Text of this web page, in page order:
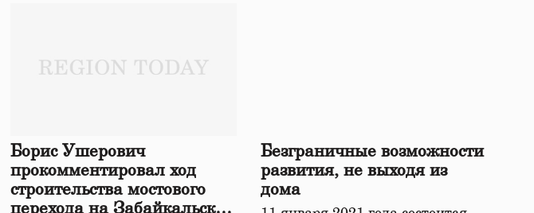
Борис Ушерович
прокомментировал ход
строительства мостового
перехода на Забайкальской
Безграничные возможности
развития, не выходя из
дома